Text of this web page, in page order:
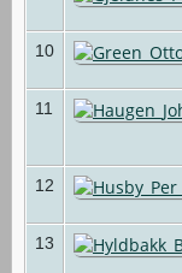
10
11
12
13